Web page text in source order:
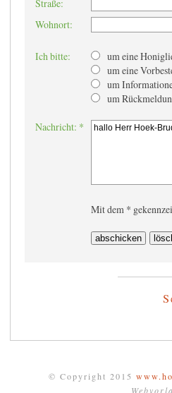
Straße:
Wohnort:
Ich bitte:
um eine
um eine
um
um
Nachricht: *
Mit dem *
© Copyright 2015